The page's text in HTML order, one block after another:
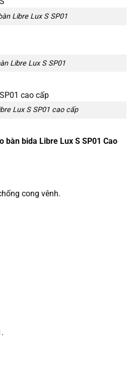
Libre Lux S SP01
Libre Lux S SP01
Lux S SP01 cao cấp
bàn bida Libre Lux S SP01 Cao
cong vênh.